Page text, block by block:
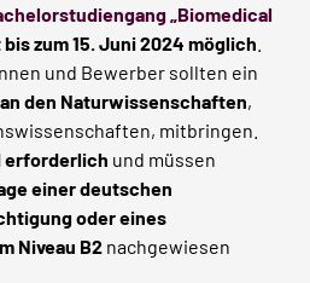
„Biomedical
zum 15. Juni 2024 möglich
und Bewerber sollten ein
den Naturwissenschaften,
mitbringen.
erforderlich und müssen
einer deutschen
oder eines
Niveau B2 nachgewiesen